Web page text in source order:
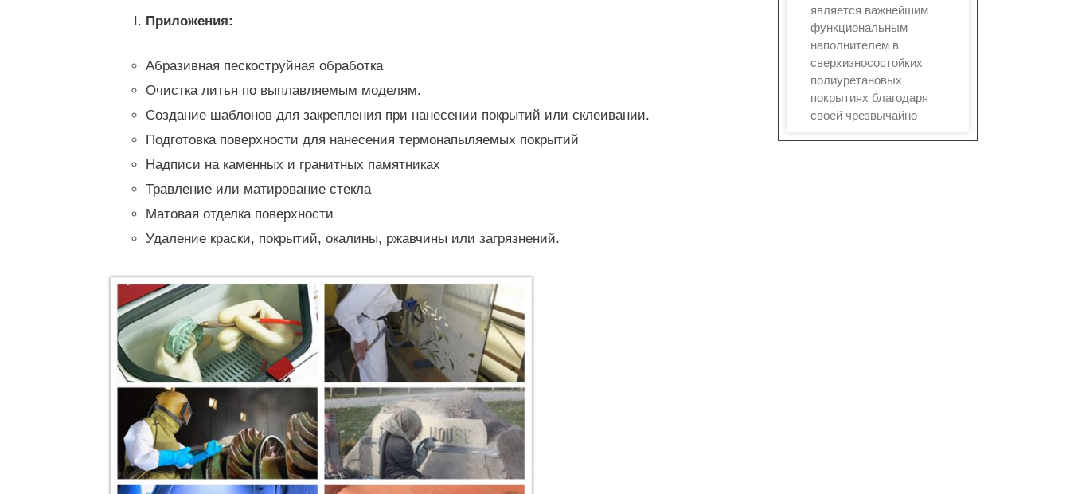
Приложения:
Абразивная пескоструйная обработка
Очистка литья по выплавляемым моделям.
Создание шаблонов для закрепления при нанесении покрытий или склеивании.
Подготовка поверхности для нанесения термонапыляемых покрытий
Надписи на каменных и гранитных памятниках
Травление или матирование стекла
Матовая отделка поверхности
Удаление краски, покрытий, окалины, ржавчины или загрязнений.
является важнейшим
функциональным
наполнителем в
сверхизносостойких
полиуретановых
покрытиях благодаря
своей чрезвычайно